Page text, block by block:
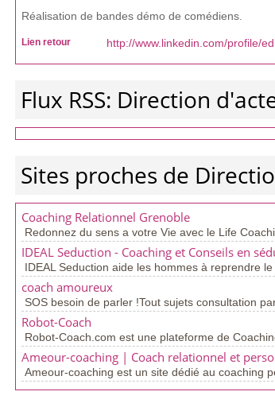
Réalisation de bandes démo de comédiens.
Lien retour http://www.linkedin.com/profile/
Flux RSS: Direction
Sites proches de
Coaching Relationnel Grenoble
Redonnez du sens a votre Vie avec le Life
IDEAL Seduction - Coaching et Conseils en
IDEAL Seduction aide les hommes à reprendre
coach amoureux
SOS besoin de parler !Tout sujets consultation
Robot-Coach
Robot-Coach.com est une plateforme de
Ameour-coaching | Coach relationnel et
Ameour-coaching est un site dédié au coaching